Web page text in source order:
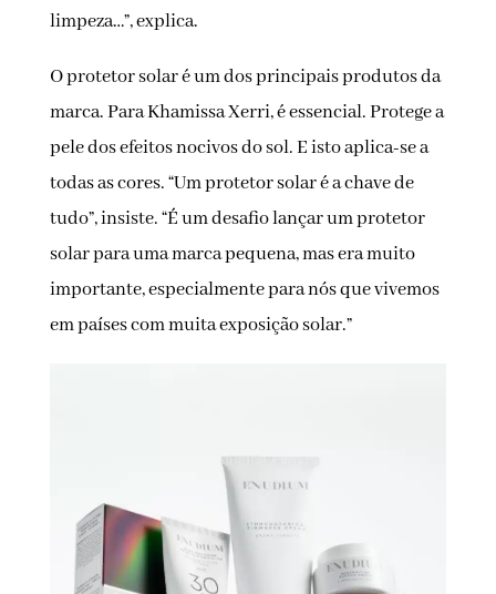
limpeza…”, explica.
O protetor solar é um dos principais produtos da
marca. Para Khamissa Xerri, é essencial. Protege a
pele dos efeitos nocivos do sol. E isto aplica-se a
todas as cores. “Um protetor solar é a chave de
tudo”, insiste. “É um desafio lançar um protetor
solar para uma marca pequena, mas era muito
importante, especialmente para nós que vivemos
em países com muita exposição solar.”